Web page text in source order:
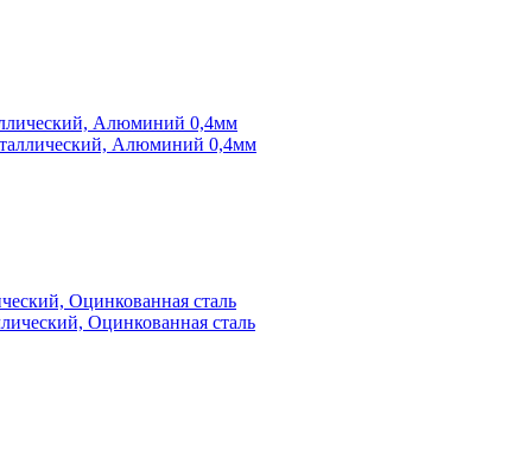
Алюминий 0,4мм
Оцинкованная сталь